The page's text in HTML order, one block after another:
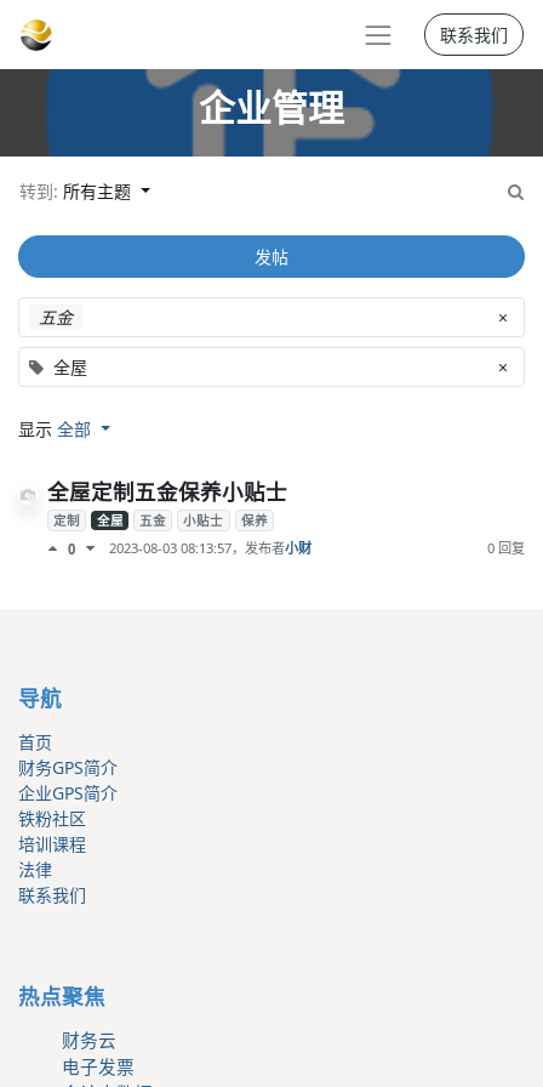
联系我们
企业管理
转到: 所有主题
五金 ×
全屋 ×
发帖
显示 全部
全屋定制五金保养小贴士
定制 全屋 五金 小贴士 保养
0 2023-08-03 08:13:57，发布者小财 0 回复
导航
首页
财务GPS简介
企业GPS简介
铁粉社区
培训课程
法律
联系我们
热点聚焦
财务云
电子发票